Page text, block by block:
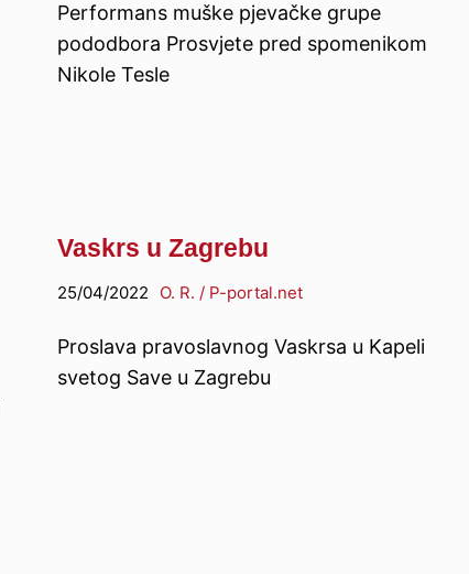
Performans muške pjevačke grupe
pododbora Prosvjete pred spomenikom
Nikole Tesle
Vaskrs u Zagrebu
25/04/2022 O. R. / P-portal.net
Proslava pravoslavnog Vaskrsa u Kapeli
svetog Save u Zagrebu